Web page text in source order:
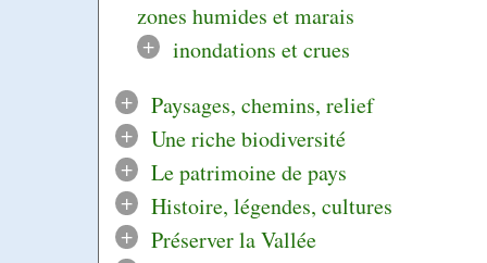
zones humides et marais
+
inondations et crues
+
Paysages, chemins, relief
+
Une riche biodiversité
+
Le patrimoine de pays
+
Histoire, légendes, cultures
+
Préserver la Vallée